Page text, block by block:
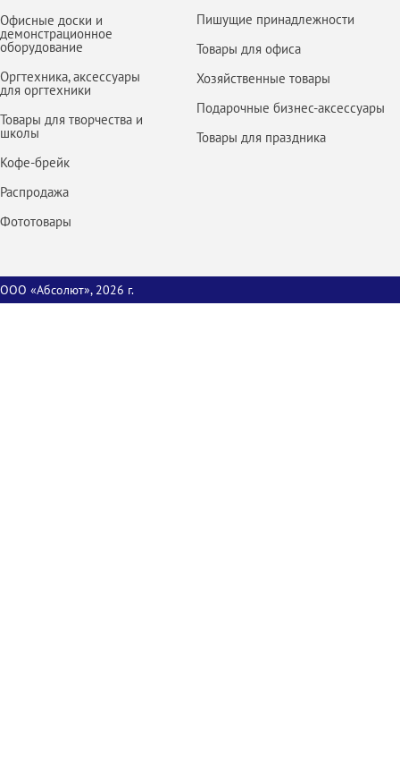
Офисные доски и
демонстрационное
оборудование
Оргтехника, аксессуары
для оргтехники
Товары для творчества и
школы
Кофе-брейк
Распродажа
Фототовары
Пишущие принадлежности
Товары для офиса
Хозяйственные товары
Подарочные бизнес-аксессуары
Товары для праздника
ООО «Абсолют», 2026 г.